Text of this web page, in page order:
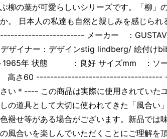
柳の葉が可愛らしいシリーズです。「柳」
。 日本人の私達も自然と親しみを感じられ
メーカー ：
ザイナー：デザインstig lindberg/ 絵付け
年 状態 ：良好 サイズmm ：ソ
高さ60 ------------------------------------
い＊---- この商品は実際に使用されていた
の道具として大切に使われてきた「風合い
褪せ等がある場合がございます。新品では味
風合いを楽しんでいただくことにご理解を